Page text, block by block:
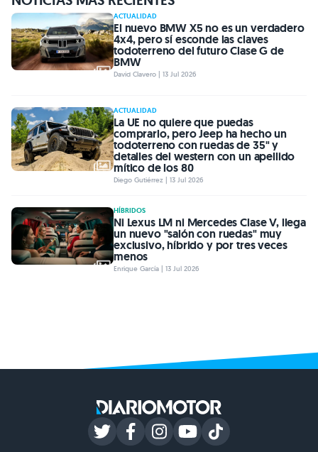
ACTUALIDAD
El nuevo BMW X5 no es un verdadero
4x4, pero sí esconde las claves
todoterreno del futuro Clase G de
BMW
David Clavero | 13 Jul 2026
ACTUALIDAD
La UE no quiere que puedas
comprarlo, pero Jeep ha hecho un
todoterreno con ruedas de 35" y
detalles del western con un apellido
mítico de los 80
Diego Gutiérrez | 13 Jul 2026
HÍBRIDOS
Ni Lexus LM ni Mercedes Clase V, llega
un nuevo "salón con ruedas" muy
exclusivo, híbrido y por tres veces
menos
Enrique García | 13 Jul 2026